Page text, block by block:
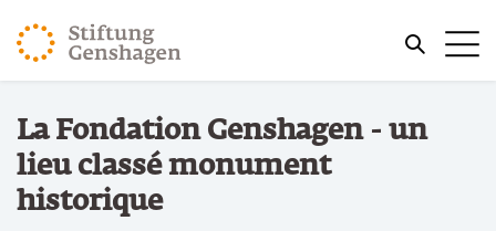
REVENIR AU CONTENU PRINCIPAL
REVENIR À LA RECHERCHE
Vous êtes ici:
Accueil Manifestations
La Fondation Genshagen - un
lieu classé monument
historique